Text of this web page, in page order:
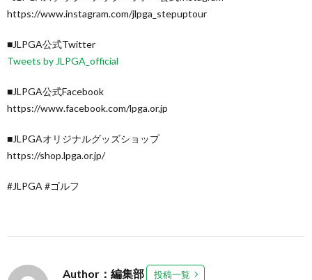
https://www.instagram.com/jlpga_stepuptour
■JLPGA公式Twitter
Tweets by JLPGA_official
■JLPGA公式Facebook
https://www.facebook.com/lpga.or.jp
■JLPGAオリジナルグッズショップ
https://shop.lpga.or.jp/
#JLPGA #ゴルフ
Author：編集部 投稿一覧